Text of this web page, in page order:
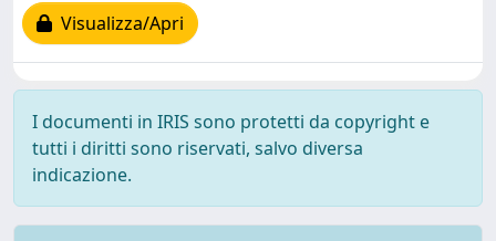
Visualizza/Apri
I documenti in IRIS sono protetti da copyright e
tutti i diritti sono riservati, salvo diversa
indicazione.